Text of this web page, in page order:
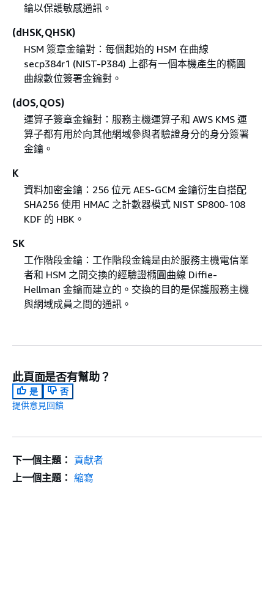
鑰以保護敏感通訊。
(dHSK,QHSK)
HSM 簽章金鑰對：每個起始的 HSM 在曲線
secp384r1 (NIST-P384) 上都有一個本機產生的橢圓
曲線數位簽署金鑰對。
(dOS,QOS)
運算子簽章金鑰對：服務主機運算子和 AWS KMS 運
算子都有用於向其他網域參與者驗證身分的身分簽署
金鑰。
K
資料加密金鑰：256 位元 AES-GCM 金鑰衍生自搭配
SHA256 使用 HMAC 之計數器模式 NIST SP800-108
KDF 的 HBK。
SK
工作階段金鑰：工作階段金鑰是由於服務主機電信業
者和 HSM 之間交換的經驗證橢圓曲線 Diffie-
Hellman 金鑰而建立的。交換的目的是保護服務主機
與網域成員之間的通訊。
此頁面是否有幫助？
是
否
提供意見回饋
下一個主題： 貢獻者
上一個主題： 縮寫